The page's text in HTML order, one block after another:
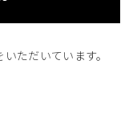
ただいています。